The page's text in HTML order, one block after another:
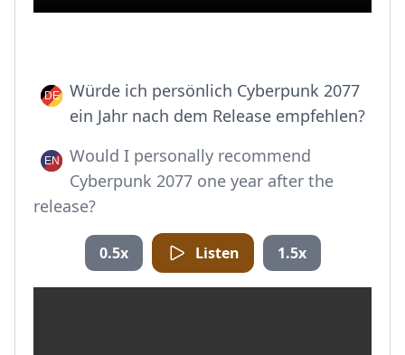
Würde ich persönlich Cyberpunk 2077
ein Jahr nach dem Release empfehlen?
Would I personally recommend
Cyberpunk 2077 one year after the
release?
0.5x Listen 1.5x